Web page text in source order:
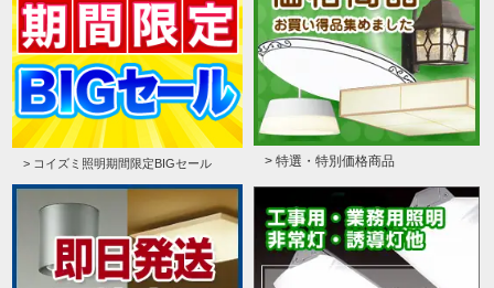
> コイズミ照明期間限定BIGセール > 特選・特別価格商品